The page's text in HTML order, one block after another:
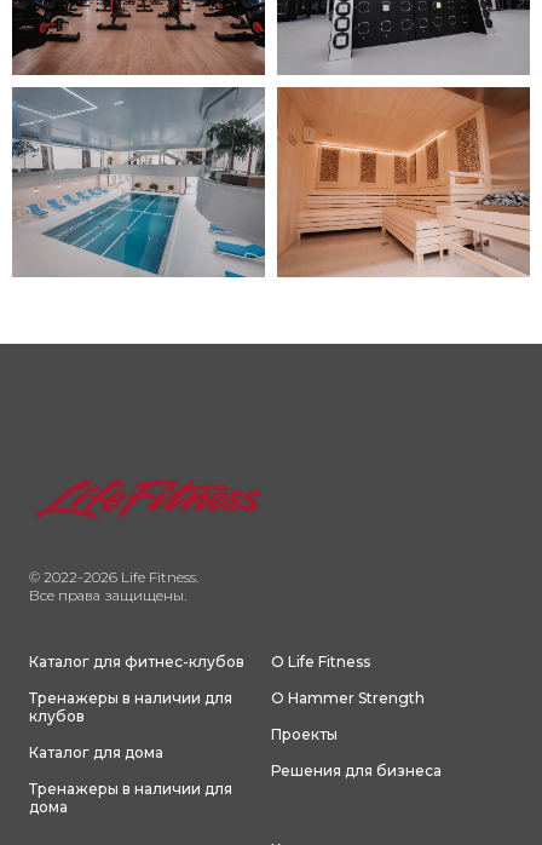
© 2022-2026 Life Fitness.
Все права защищены.
Каталог для фитнес-клубов
Тренажеры в наличии для
клубов
Каталог для дома
Тренажеры в наличии для
дома
О Life Fitness
О Hammer Strength
Проекты
Решения для бизнеса